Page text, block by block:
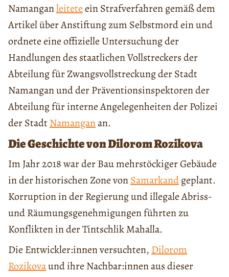
Namanganleiteteein Strafverfahren gemäß dem
Artikel über Anstiftung zum Selbstmord ein und
ordnete eine offizielle Untersuchung der
Handlungen des staatlichen Vollstreckers der
Abteilung für Zwangsvollstreckung der Stadt
Namangan und der Präventionsinspektoren der
Abteilung für interne Angelegenheiten der Polizei
der StadtNamanganan.
Die Geschichte von Dilorom Rozikova
Im Jahr 2018 war der Bau mehrstöckiger Gebäude
in der historischen Zone vonSamarkandgeplant.
Korruption in der Regierung und illegale Abriss-
und Räumungsgenehmigungen führten zu
Konflikten in der Tintschlik Mahalla.
Die Entwickler:innen versuchten, Dilorom
Rozikovaund ihre Nachbar:innen aus dieser